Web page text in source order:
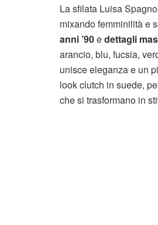
La sfilata Luisa
mixando femminilità e
anni ’90edettagli
arancio, blu, fucsia,
unisce eleganza e un
look clutch in suede,
che si trasformano in